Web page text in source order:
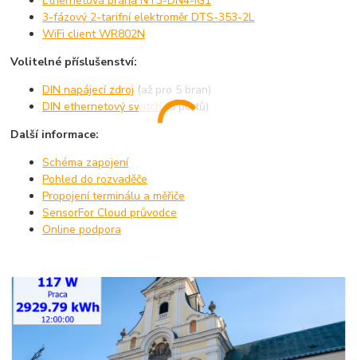
3-fázový 2-tarifní elektroměr DTS-353-2L
WiFi client WR802N
Volitelné příslušenství:
DIN napájecí zdroj (až pro 5 bran)
DIN ethernetový switch(5 portů)
Další informace:
Schéma zapojení
Pohled do rozvaděče
Propojení terminálu a měřiče
SensorFor Cloud průvodce
Online podpora